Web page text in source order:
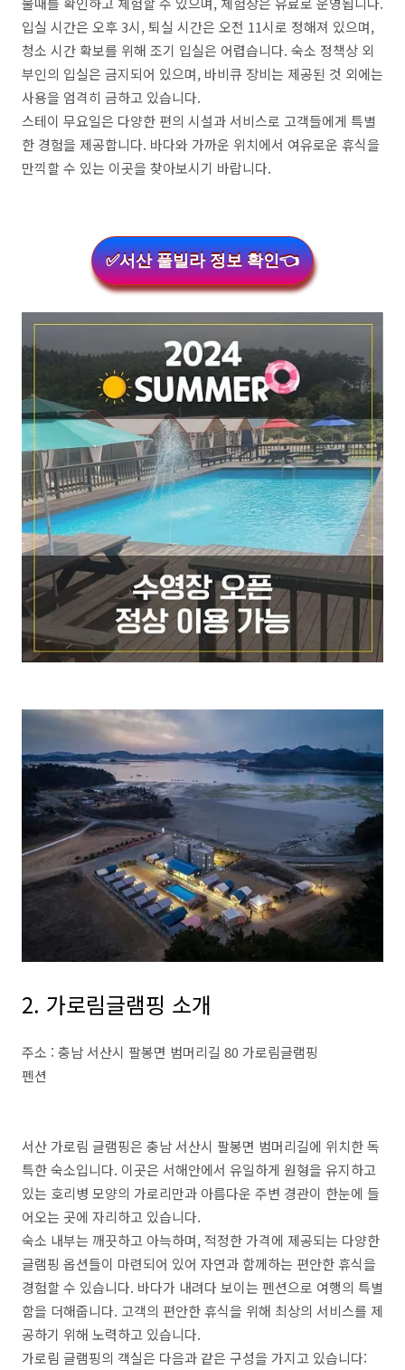
입실 시간은 오후 3시, 퇴실 시간은 오전 11시로 정해져 있으며,
청소 시간 확보를 위해 조기 입실은 어렵습니다. 숙소 정책상 외
부인의 입실은 금지되어 있으며, 바비큐 장비는 제공된 것 외에는
사용을 엄격히 금하고 있습니다.
스테이 무요일은 다양한 편의 시설과 서비스로 고객들에게 특별
한 경험을 제공합니다. 바다와 가까운 위치에서 여유로운 휴식을
만끽할 수 있는 이곳을 찾아보시기 바랍니다.
✅서산 풀빌라 정보 확인👈
2. 가로림글램핑 소개
주소 : 충남 서산시 팔봉면 범머리길 80 가로림글램핑
펜션
서산 가로림 글램핑은 충남 서산시 팔봉면 범머리길에 위치한 독
특한 숙소입니다. 이곳은 서해안에서 유일하게 원형을 유지하고
있는 호리병 모양의 가로리만과 아름다운 주변 경관이 한눈에 들
어오는 곳에 자리하고 있습니다.
숙소 내부는 깨끗하고 아늑하며, 적정한 가격에 제공되는 다양한
글램핑 옵션들이 마련되어 있어 자연과 함께하는 편안한 휴식을
경험할 수 있습니다. 바다가 내려다 보이는 펜션으로 여행의 특별
함을 더해줍니다. 고객의 편안한 휴식을 위해 최상의 서비스를 제
공하기 위해 노력하고 있습니다.
가로림 글램핑의 객실은 다음과 같은 구성을 가지고 있습니다: